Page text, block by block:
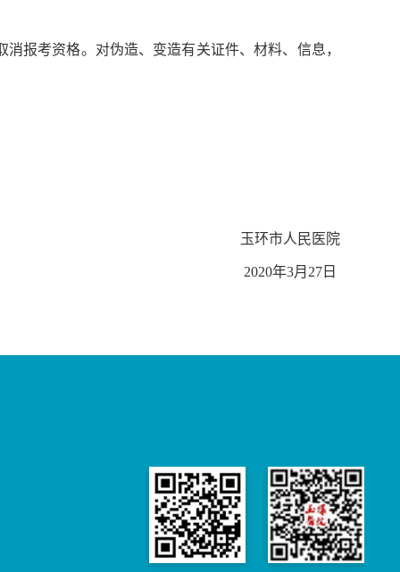
报考资格。对伪造、变造有关证件、材料、信息，
玉环市人民医院
2020年3月 27日